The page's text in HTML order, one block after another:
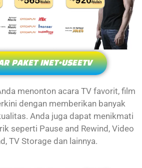
PAKET INET+USEETV
menonton acara TV favorit, film
dengan memberikan banyak
Anda juga dapat menikmati
seperti Pause and Rewind, Video
TV Storage dan lainnya.